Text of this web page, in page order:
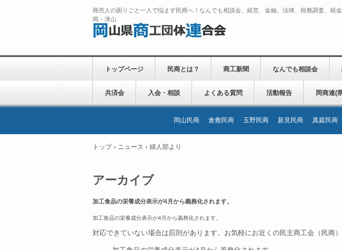
商売人の困りごと一人で悩まず民商へ！なんでも相談会、経営、金融、法律、税務調査、
岡・津山
トップページ 民商とは？ 商工新聞 なんでも相談会
共済会 入会・相談 よくある質問 活動報告 岡商連(
岡山民商 倉敷民商 玉野民商 新見民商 真庭民商
トップ › ニュース › 婦人部より
アーカイブ
加工食品の栄養成分表示が4月から義務化されます。
加工食品の栄養成分表示が4月から義務化されます。
対応できていない場合は罰則があります。お気軽にお近くの民主商工会（民商